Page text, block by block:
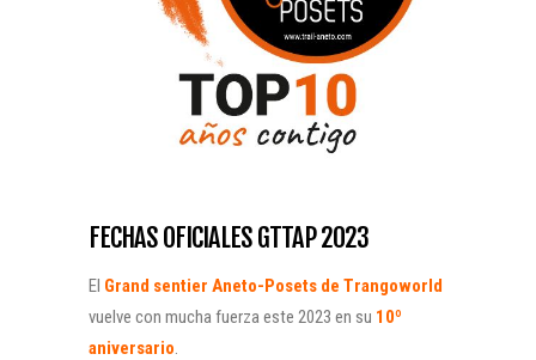
FECHAS OFICIALES GTTAP 2023
El Grand sentier Aneto-Posets de Trangoworld
vuelve con mucha fuerza este 2023 en su 10º
aniversario.